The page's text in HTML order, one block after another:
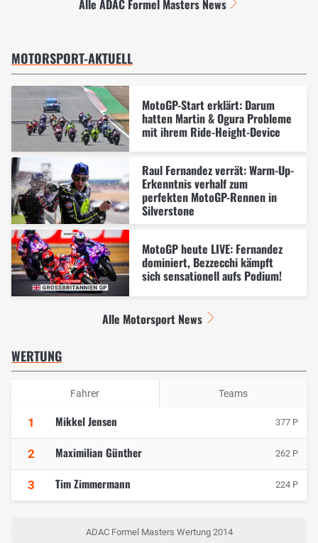
Alle ADAC Formel Masters News
MOTORSPORT-AKTUELL
MotoGP-Start erklärt: Darum
hatten Martin & Ogura Probleme
mit ihrem Ride-Height-Device
Raul Fernandez verrät: Warm-Up-
Erkenntnis verhalf zum
perfekten MotoGP-Rennen in
Silverstone
MotoGP heute LIVE: Fernandez
dominiert, Bezzecchi kämpft
sich sensationell aufs Podium!
Alle Motorsport News
WERTUNG
Fahrer Teams
1 Mikkel Jensen 377 P
2 Maximilian Günther 262 P
3 Tim Zimmermann 224 P
ADAC Formel Masters Wertung 2014